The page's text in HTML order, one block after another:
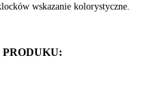
wskazanie kolorystyczne.